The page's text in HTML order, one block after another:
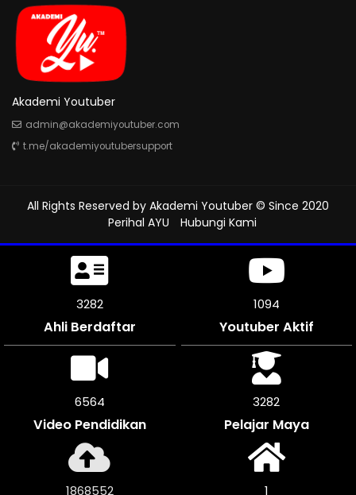
Akademi Youtuber
admin@akademiyoutuber.com
t.me/akademiyoutubersupport
All Rights Reserved by Akademi Youtuber © Since 2020
Perihal AYU
Hubungi Kami
3642
Ahli Berdaftar
1214
Youtuber Aktif
7284
Video Pendidikan
3642
Pelajar Maya
2073512 1